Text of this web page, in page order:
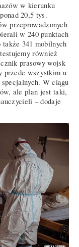
w kierunku
20,5 tys.
przeprowadzonych
w 240 punktach
także 341 mobilnych
również
prasowy wojsk
przede wszystkim u
W ciągu
ale plan jest taki,
– dodaje